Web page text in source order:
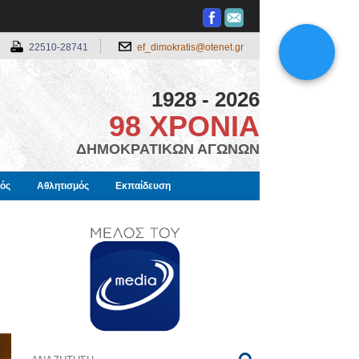
22510-28741 ef_dimokratis@otenet.gr
1928 - 2026
98 ΧΡΟΝΙΑ
ΔΗΜΟΚΡΑΤΙΚΩΝ ΑΓΩΝΩΝ
Αθλητισμός Εκπαίδευση